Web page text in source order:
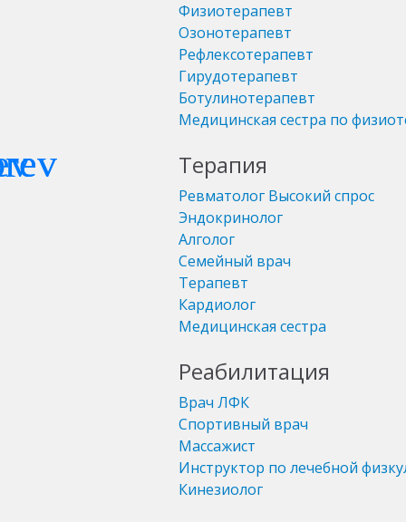
Физиотерапевт
Озонотерапевт
Рефлексотерапевт
Гирудотерапевт
Ботулинотерапевт
Медицинская сестра по
Терапия
Ревматолог Высокий спрос
Эндокринолог
Алголог
Семейный врач
Терапевт
Кардиолог
Медицинская сестра
Реабилитация
Врач ЛФК
Спортивный врач
Массажист
Инструктор по лечебной
Кинезиолог